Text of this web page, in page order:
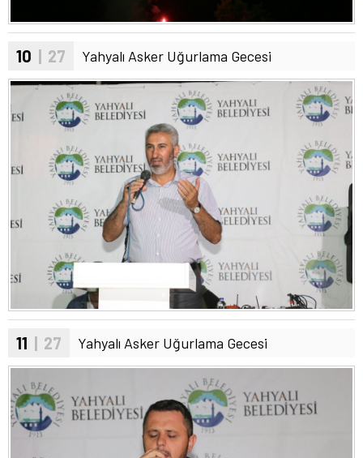
10 | 27 Yahyalı Asker Uğurlama Gecesi
11 | 27 Yahyalı Asker Uğurlama Gecesi